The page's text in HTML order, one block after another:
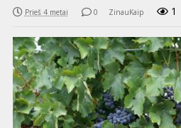
Prieš 4 metai 0 ZinauKaip 1